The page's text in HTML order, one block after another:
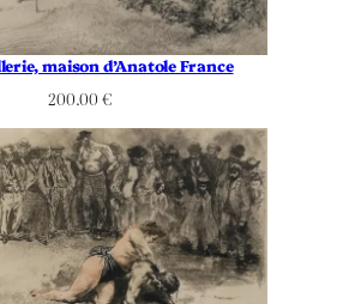
maison d’Anatole France
200.00 €